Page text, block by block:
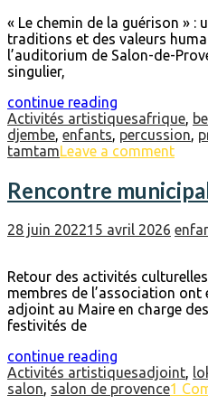
« Le chemin de la guérison » :
traditions et des valeurs
l’auditorium de Salon-de-
singulier,
continue reading
Activités artistiquesafrique,
djembe, enfants, percussion,
tamtamLeave a comment
Rencontre
28 juin 202215 avril 2026
Retour des activités
membres de l’association ont
adjoint au Maire en charge
festivités de
continue reading
Activités artistiquesadjoint,
salon, salon de provence1